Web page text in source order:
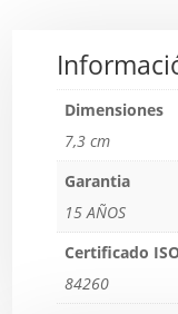
Dimensiones
7,3 cm
Garantia
15 AÑOS
Certificado
84260